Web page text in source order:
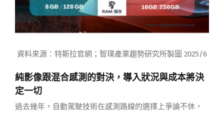
資料來源：特斯拉官網；智璞產業趨勢研究所製圖 2025/6
純影像跟混合感測的對決，導入狀況與成本將決
定一切
過去幾年，自動駕駛技術在感測路線的選擇上爭論不休，